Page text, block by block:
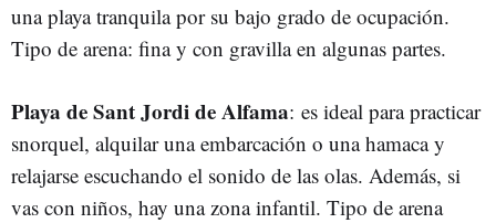
una playa tranquila por su bajo grado de ocupación.
Tipo de arena: fina y con gravilla en algunas partes.
Playa de Sant Jordi de Alfama: es ideal para practicar
snorquel, alquilar una embarcación o una hamaca y
relajarse escuchando el sonido de las olas. Además, si
vas con niños, hay una zona infantil. Tipo de arena